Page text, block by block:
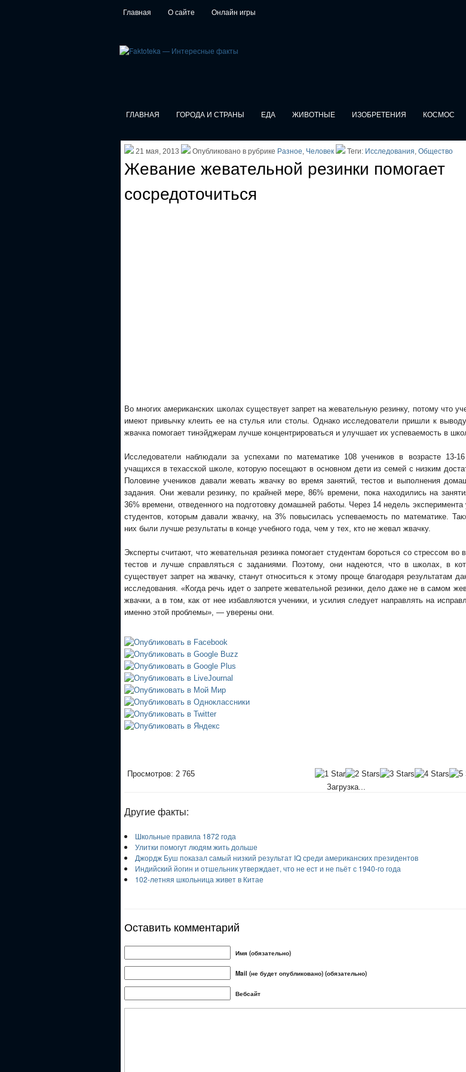
Главная О сайте Онлайн игры
ГЛАВНАЯ ГОРОДА И СТРАНЫ ЕДА ЖИВОТНЫЕ ИЗОБРЕТЕНИЯ КОСМОС
21 мая, 2013 Опубликовано в рубрике Разное, Человек Теги: Исследования, Общество
Жевание жевательной резинки помогает
сосредоточиться
Во многих американских школах существует запрет на жевательную резинку, потому что
имеют привычку клеить ее на стулья или столы. Однако исследователи пришли к
жвачка помогает тинэйджерам лучше концентрироваться и улучшает их успеваемость в
Исследователи наблюдали за успехами по математике 108 учеников в возрасте 13-
учащихся в техасской школе, которую посещают в основном дети из семей с низким
Половине учеников давали жевать жвачку во время занятий, тестов и выполнения
задания. Они жевали резинку, по крайней мере, 86% времени, пока находились на
36% времени, отведенного на подготовку домашней работы. Через 14 недель эксперимента
студентов, которым давали жвачку, на 3% повысилась успеваемость по математике.
них были лучше результаты в конце учебного года, чем у тех, кто не жевал жвачку.
Эксперты считают, что жевательная резинка помогает студентам бороться со стрессом во
тестов и лучше справляться с заданиями. Поэтому, они надеются, что в школах, в
существует запрет на жвачку, станут относиться к этому проще благодаря результатам
исследования. «Когда речь идет о запрете жевательной резинки, дело даже не в самом
жвачки, а в том, как от нее избавляются ученики, и усилия следует направлять на
именно этой проблемы», — уверены они.
Просмотров: 2 765
Загрузка...
Другие факты:
Школьные правила 1872 года
Улитки помогут людям жить дольше
Джордж Буш показал самый низкий результат IQ среди американских президентов
Индийский йогин и отшельник утверждает, что не ест и не пьёт с 1940-го года
102-летняя школьница живет в Китае
Оставить комментарий
Имя (обязательно)
Mail (не будет опубликовано) (обязательно)
Вебсайт